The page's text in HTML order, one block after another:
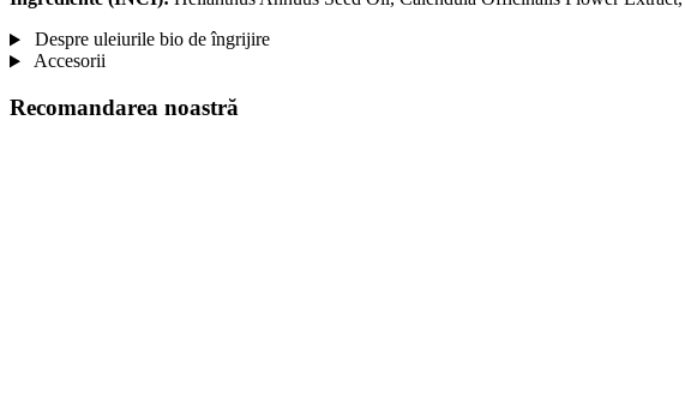
Despre uleiurile bio de îngrijire
Accesorii
Recomandarea noastră